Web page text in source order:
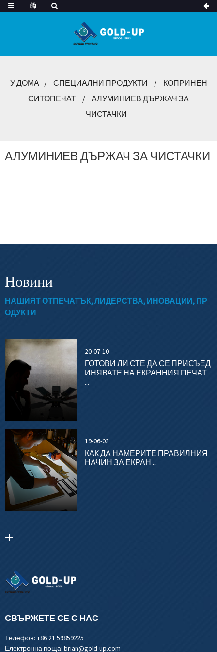
У ДОМА СПЕЦИАЛНИ ПРОДУКТИ
КОПРИНЕН
СИТОПЕЧАТ
АЛУМИНИЕВ ДЪРЖАЧ ЗА
ЧИСТАЧКИ
АЛУМИНИЕВ ДЪРЖАЧ ЗА ЧИСТАЧКИ
Новини
НАШИЯТ ОТПЕЧАТЪК, ЛИДЕРСТВА, ИНОВАЦИИ, ПР
ОДУКТИ
20-07-10
ГОТОВИ ЛИ СТЕ ДА СЕ ПРИСЪЕД
ИНЯВАТЕ НА ЕКРАННИЯ ПЕЧАТ
...
19-06-03
КАК ДА НАМЕРИТЕ ПРАВИЛНИЯ
НАЧИН ЗА ЕКРАН ...
СВЪРЖЕТЕ СЕ С НАС
Телефон: +86 21 59859225
Електронна поща: brian@gold-up.com